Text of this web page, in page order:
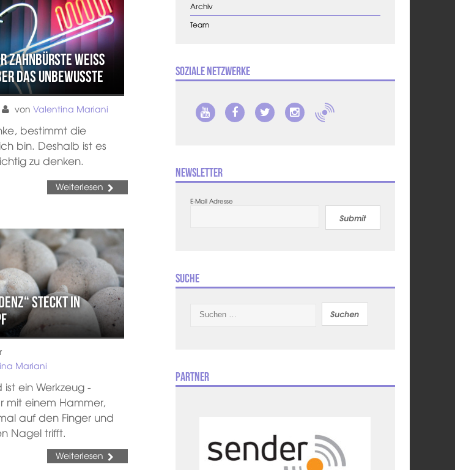
Zahnbürste weiß
das Unbewusste
von Valentina Mariani
bestimmt die
bin. Deshalb ist es
zu denken.
Weiterlesen
steckt in
Mariani
ist ein Werkzeug -
mit einem Hammer,
auf den Finger und
Nagel trifft.
Weiterlesen
Archiv
Team
Soziale Netzwerke
Newsletter
E-Mail Adresse
Submit
Suche
nach:
Partner